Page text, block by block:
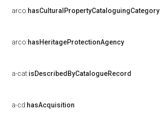
arco:hasCulturalPropertyCataloguingCategory
arco:hasHeritageProtectionAgency
a-cat:isDescribedByCatalogueRecord
a-cd:hasAcquisition